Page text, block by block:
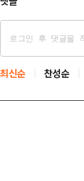
최신순 찬성순